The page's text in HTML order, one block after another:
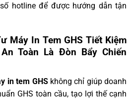
hotline để được hướng dẫn tận
Máy In Tem GHS Tiết Kiệm
Toàn Là Đòn Bẩy Chiến
in tem GHSkhông chỉ giúp doanh
GHS toàn cầu, tạo lợi thế cạnh